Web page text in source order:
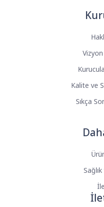
Kalite ve
Sıkça